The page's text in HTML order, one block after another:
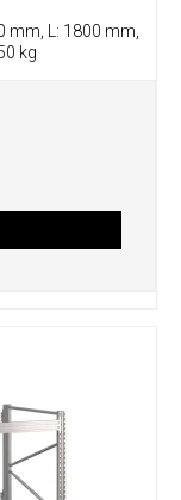
mm, L: 1800 mm,
kg